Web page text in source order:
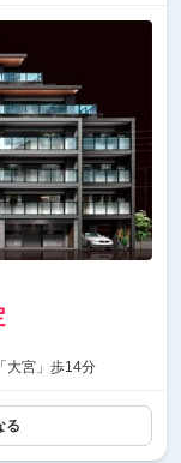
大宮」歩14分
る